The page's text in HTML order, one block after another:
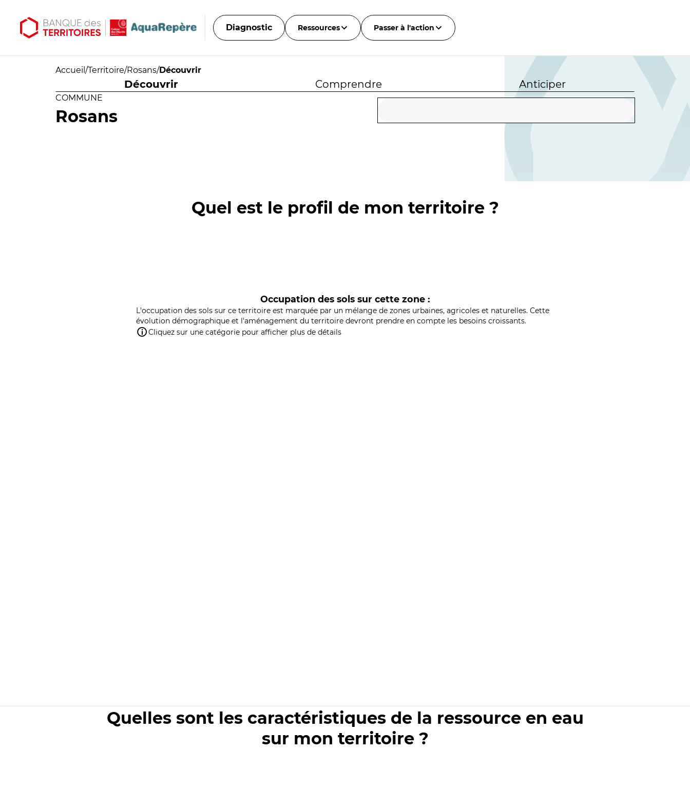
Diagnostic Ressources Passer à l'action
Accueil /Territoire/Rosans/Découvrir
Découvrir Comprendre Anticiper
COMMUNE
Rosans
Quel est le profil de mon territoire ?
Occupation des sols sur cette zone :
L'occupation des sols sur ce territoire est marquée par un mélange de zones urbaines, agricoles et naturelles. Cette
évolution démographique et l'aménagement du territoire devront prendre en compte les besoins croissants.
Cliquez sur une catégorie pour afficher plus de détails
Quelles sont les caractéristiques de la ressource en eau
sur mon territoire ?